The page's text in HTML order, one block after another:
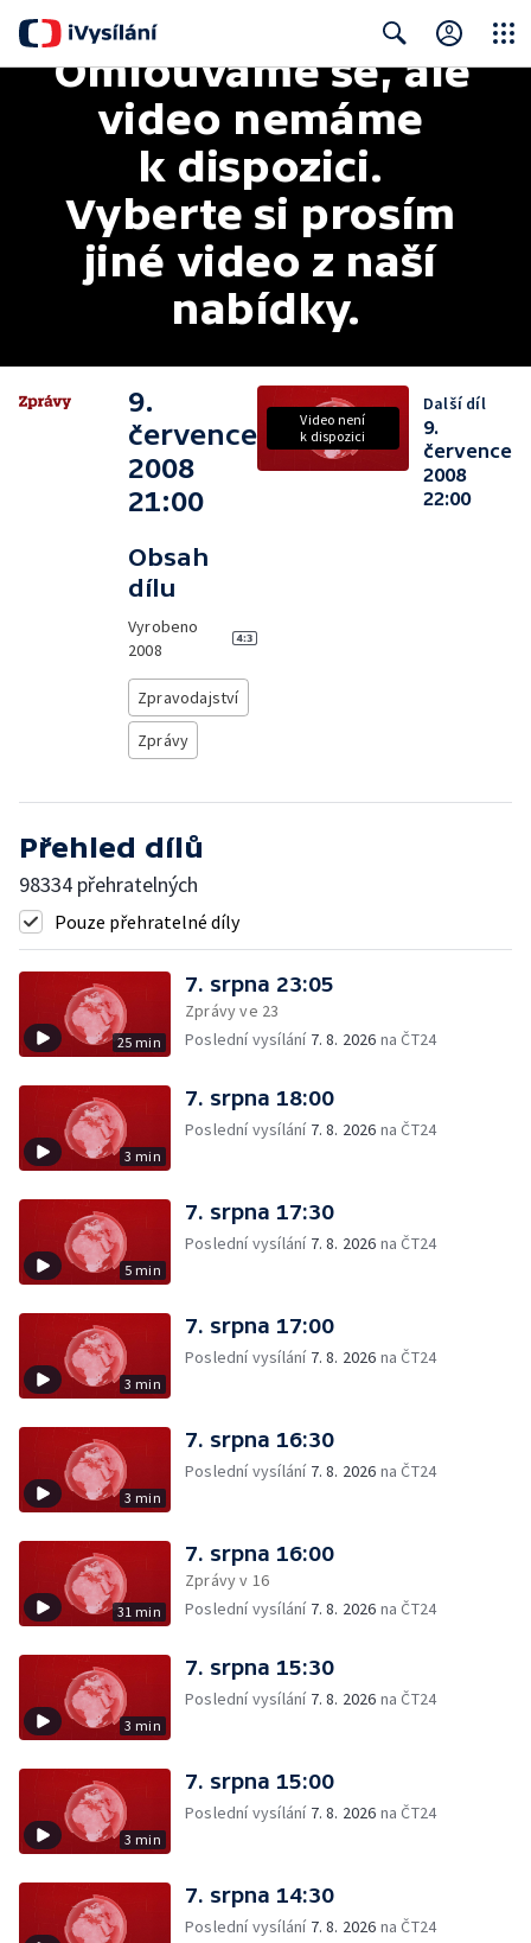
Search
Omlouváme se, ale
video nemáme
k dispozici.
Vyberte si prosím
jiné video z naší
nabídky.
9.
července
2008
21:00
Obsah
dílu
Vyrobeno
2008
Zpravodajství
Zprávy
Video není
k dispozici
Další díl
9.
července
2008
22:00
Přehled dílů
98334 přehratelných
Pouze přehratelné díly
25 min
7. srpna 23:05
Zprávy ve 23
Poslední vysílání 7. 8. 2026 na ČT24
3 min
7. srpna 18:00
Poslední vysílání 7. 8. 2026 na ČT24
5 min
7. srpna 17:30
Poslední vysílání 7. 8. 2026 na ČT24
3 min
7. srpna 17:00
Poslední vysílání 7. 8. 2026 na ČT24
3 min
7. srpna 16:30
Poslední vysílání 7. 8. 2026 na ČT24
31 min
7. srpna 16:00
Zprávy v 16
Poslední vysílání 7. 8. 2026 na ČT24
3 min
7. srpna 15:30
Poslední vysílání 7. 8. 2026 na ČT24
3 min
7. srpna 15:00
Poslední vysílání 7. 8. 2026 na ČT24
7. srpna 14:30
Poslední vysílání 7. 8. 2026 na ČT24